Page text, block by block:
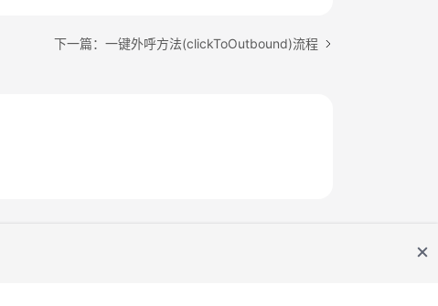
下一篇：一键外呼方法(clickToOutbound)流程